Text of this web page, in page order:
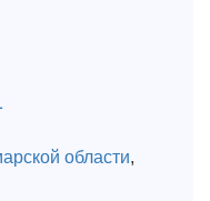
области,